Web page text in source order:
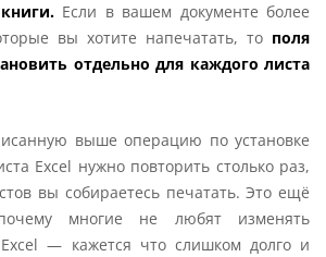
Если в вашем документе более
вы хотите напечатать, то поля
отдельно для каждого листа
выше операцию по установке
Excel нужно повторить столько раз,
вы собираетесь печатать. Это ещё
многие не любят изменять
— кажется что слишком долго и